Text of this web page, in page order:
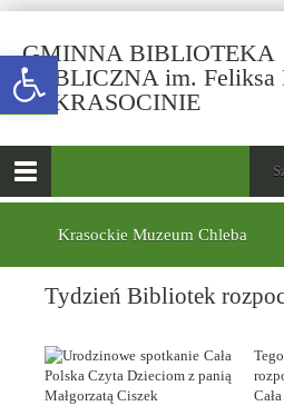
Open toolbar
GMINNA BIBLIOTEKA
PUBLICZNA im. Feliksa
W KRASOCINIE-
górne
Otwórz
menu
wpisz
Krasockie Muzeum Chleba
Tydzień Bibliotek